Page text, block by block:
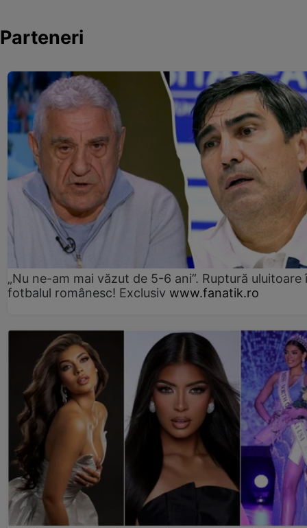
Parteneri
„Nu ne-am mai văzut de 5-6 ani”. Ruptură uluitoare
fotbalul românesc! Exclusiv www.fanatik.ro